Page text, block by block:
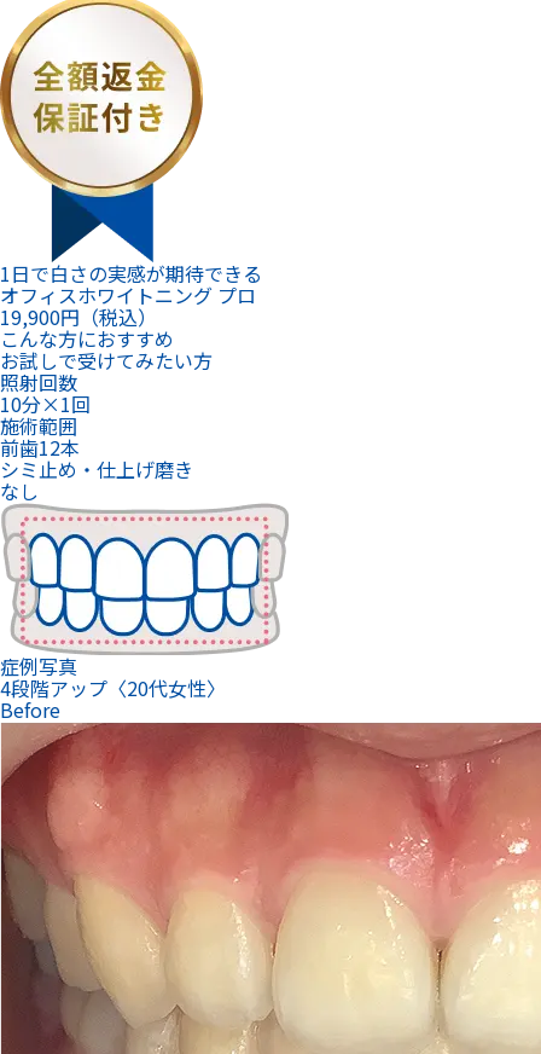
1日で白さの実感が期待できる
オフィスホワイトニング プロ
19,900円（税込）
こんな方におすすめ
お試しで受けてみたい方
照射回数
10分×1回
施術範囲
前歯12本
シミ止め・仕上げ磨き
なし
症例写真
4段階アップ〈20代女性〉
Before